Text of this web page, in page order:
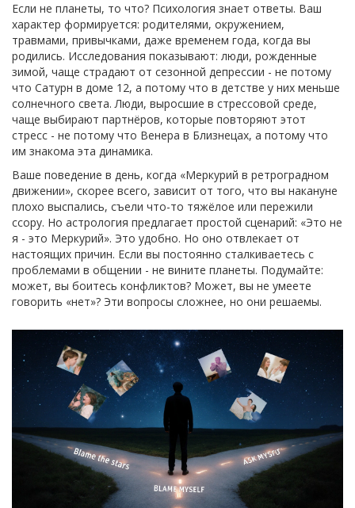
Если не планеты, то что? Психология знает ответы. Ваш
характер формируется: родителями, окружением,
травмами, привычками, даже временем года, когда вы
родились. Исследования показывают: люди, рожденные
зимой, чаще страдают от сезонной депрессии - не потому
что Сатурн в доме 12, а потому что в детстве у них меньше
солнечного света. Люди, выросшие в стрессовой среде,
чаще выбирают партнёров, которые повторяют этот
стресс - не потому что Венера в Близнецах, а потому что
им знакома эта динамика.
Ваше поведение в день, когда «Меркурий в ретроградном
движении», скорее всего, зависит от того, что вы накануне
плохо выспались, съели что-то тяжёлое или пережили
ссору. Но астрология предлагает простой сценарий: «Это не
я - это Меркурий». Это удобно. Но оно отвлекает от
настоящих причин. Если вы постоянно сталкиваетесь с
проблемами в общении - не вините планеты. Подумайте:
может, вы боитесь конфликтов? Может, вы не умеете
говорить «нет»? Эти вопросы сложнее, но они решаемы.